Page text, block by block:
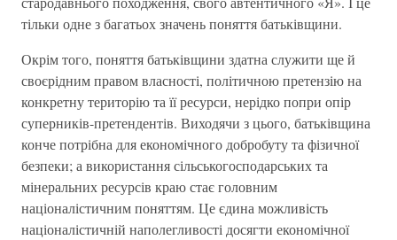
тільки одне з багатьох значень поняття батьківщини.
Окрім того, поняття батьківщини здатна служити ще й
своєрідним правом власності, політичною претензію на
конкретну територію та її ресурси, нерідко попри опір
суперників-претендентів. Виходячи з цього, батьківщина
конче потрібна для економічного добробуту та фізичної
безпеки; а використання сільськогосподарських та
мінеральних ресурсів краю стає головним
націоналістичним поняттям. Це єдина можливість
націоналістичній наполегливості досягти економічної